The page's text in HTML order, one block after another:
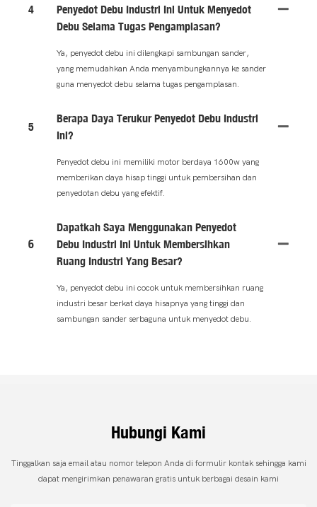
4
Penyedot Debu Industri Ini Untuk Menyedot
Debu Selama Tugas Pengamplasan?
Ya, penyedot debu ini dilengkapi sambungan sander,
yang memudahkan Anda menyambungkannya ke sander
guna menyedot debu selama tugas pengamplasan.
5
Berapa Daya Terukur Penyedot Debu Industri
Ini?
Penyedot debu ini memiliki motor berdaya 1600w yang
memberikan daya hisap tinggi untuk pembersihan dan
penyedotan debu yang efektif.
6
Dapatkah Saya Menggunakan Penyedot
Debu Industri Ini Untuk Membersihkan
Ruang Industri Yang Besar?
Ya, penyedot debu ini cocok untuk membersihkan ruang
industri besar berkat daya hisapnya yang tinggi dan
sambungan sander serbaguna untuk menyedot debu.
Hubungi Kami
Tinggalkan saja email atau nomor telepon Anda di formulir kontak sehingga kami
dapat mengirimkan penawaran gratis untuk berbagai desain kami